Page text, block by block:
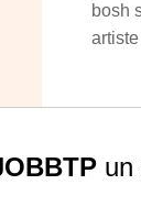
bosh
un